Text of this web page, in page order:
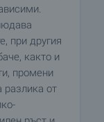
при другия
както и
промени
разлика от